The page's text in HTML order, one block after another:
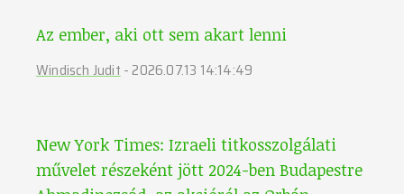
Az ember, aki ott sem akart lenni
Windisch Judit - 2026.07.13 14:14:49
New York Times: Izraeli titkosszolgálati
művelet részeként jött 2024-ben Budapestre